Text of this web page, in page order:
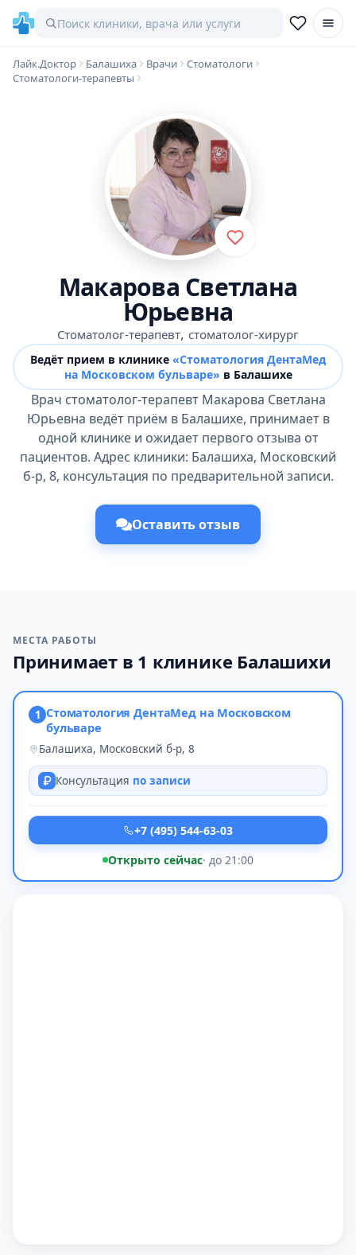
Лайк.Доктор Балашиха Врачи
Стоматологи
Стоматологи-терапевты
Макарова Светлана
Юрьевна
Стоматолог-терапевт, стоматолог-хирург
Ведёт прием в клинике «Стоматология ДентаМед
на Московском бульваре» в Балашихе
Врач стоматолог-терапевт Макарова Светлана
Юрьевна ведёт приём в Балашихе, принимает в
одной клинике и ожидает первого отзыва от
пациентов. Адрес клиники: Балашиха, Московский
б-р, 8, консультация по предварительной записи.
Оставить отзыв
МЕСТА РАБОТЫ
Принимает в 1 клинике Балашихи
1 Стоматология ДентаМед на Московском
бульваре
Балашиха, Московский б-р, 8
Консультация по записи
+7 (495) 544-63-03
Открыто сейчас· до 21:00